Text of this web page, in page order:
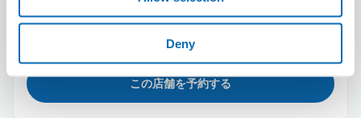
Deny
8/6木 8/7金 8/8土 8/9日 8/10月 8/11火 8/12水
この店舗を予約する